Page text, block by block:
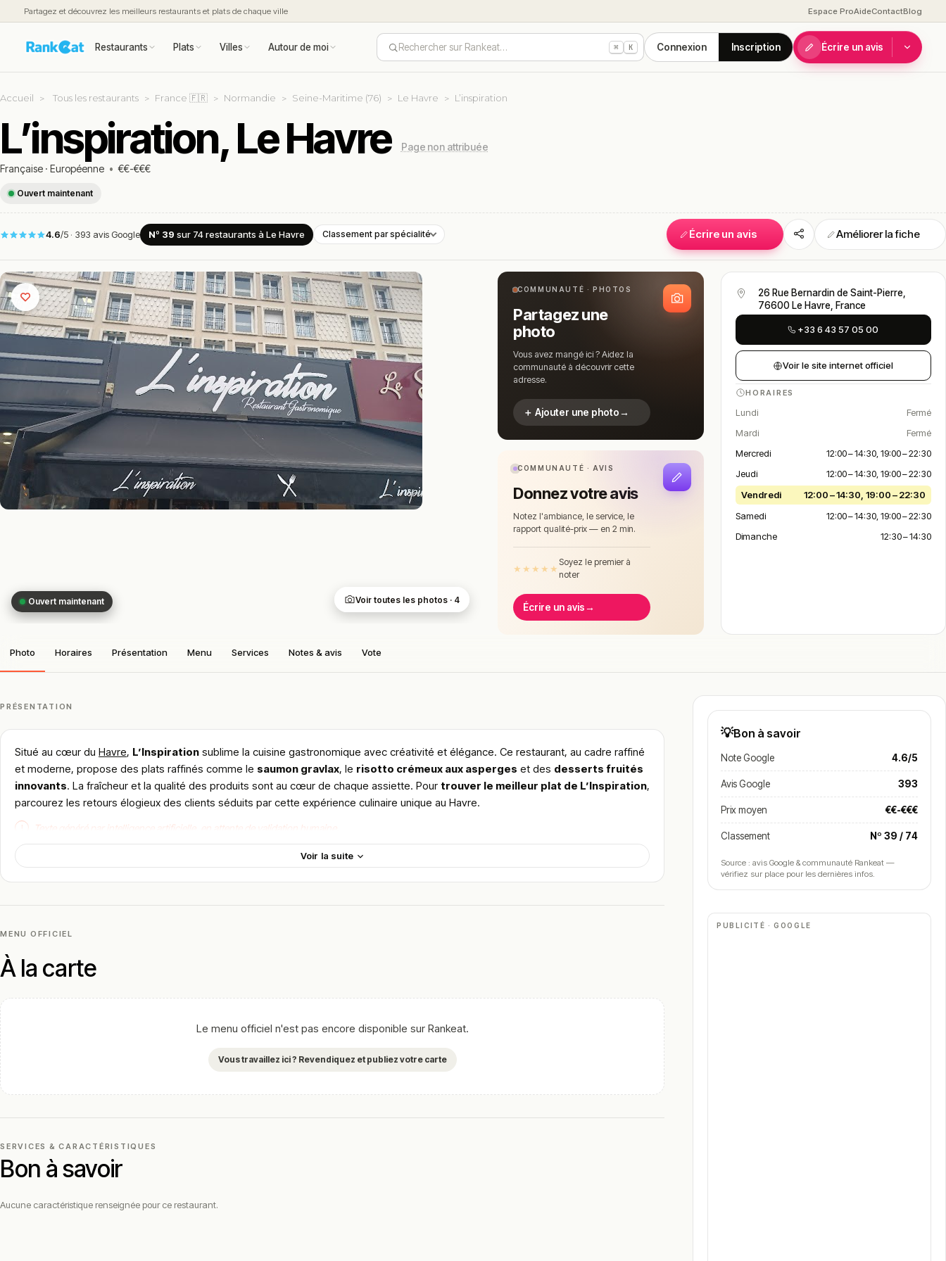
Partagez et découvrez les meilleurs restaurants et plats de chaque ville Espace ProAideContactBlog
Restaurants Plats Villes Autour de moi Rechercher sur Rankeat… ⌘ K Connexion Inscription Écrire un avis
Accueil Tous les restaurants France 🇫🇷 Normandie Seine-Maritime (76) Le Havre L’inspiration
L’inspiration, Le Havre
Page non attribuée
Française · Européenne • €€-€€€
Ouvert maintenant
4.6/5 · 393 avis Google Nº 39 sur 74restaurants à Le Havre Classement par spécialité Écrire un avis Améliorer la fiche
Ouvert maintenant Voir toutes les photos · 4
COMMUNAUTÉ · PHOTOS
Partagez une
photo
Vous avez mangé ici ? Aidez la
communauté à découvrir cette
adresse.
＋ Ajouter une photo→
COMMUNAUTÉ · AVIS
Donnez votre avis
Notez l'ambiance, le service, le
rapport qualité-prix — en 2 min.
★ ★ ★ ★ ★
Soyez le premier à
noter
Écrire un avis→
26 Rue Bernardin de Saint-Pierre,
76600 Le Havre, France
+33 6 43 57 05 00
Voir le site internet officiel
HORAIRES
Lundi
Fermé
Mardi
Fermé
Mercredi
12:00 – 14:30, 19:00 – 22:30
Jeudi
12:00 – 14:30, 19:00 – 22:30
Vendredi
12:00 – 14:30, 19:00 – 22:30
Samedi
12:00 – 14:30, 19:00 – 22:30
Dimanche
12:30 – 14:30
Photo Horaires Présentation Menu Services Notes & avis Vote
PRÉSENTATION
Situé au cœur du Havre, L’Inspiration sublime la cuisine gastronomique avec créativité et élégance. Ce restaurant, au cadre raffiné
et moderne, propose des plats raffinés comme le saumon gravlax, le risotto crémeux aux asperges et des desserts fruités
innovants. La fraîcheur et la qualité des produits sont au cœur de chaque assiette. Pour trouver le meilleur plat de L’Inspiration,
parcourez les retours élogieux des clients séduits par cette expérience culinaire unique au Havre.
!
Texte généré par intelligence artificielle, en attente de validation humaine.
Cette description peut contenir des erreurs, n'hésitez pas à nous aider en vous rendant sur :Améliorer la fiche de cet établissement
Voir la suite
MENU OFFICIEL
À la carte
Le menu officiel n'est pas encore disponible sur Rankeat.
Vous travaillez ici ? Revendiquez et publiez votre carte
SERVICES & CARACTÉRISTIQUES
Bon à savoir
Aucune caractéristique renseignée pour ce restaurant.
💡Bon à savoir
Note Google 4.6/5
Avis Google 393
Prix moyen €€-€€€
Classement Nº 39 / 74
Source : avis Google & communauté Rankeat —
vérifiez sur place pour les dernières infos.
PUBLICITÉ · GOOGLE